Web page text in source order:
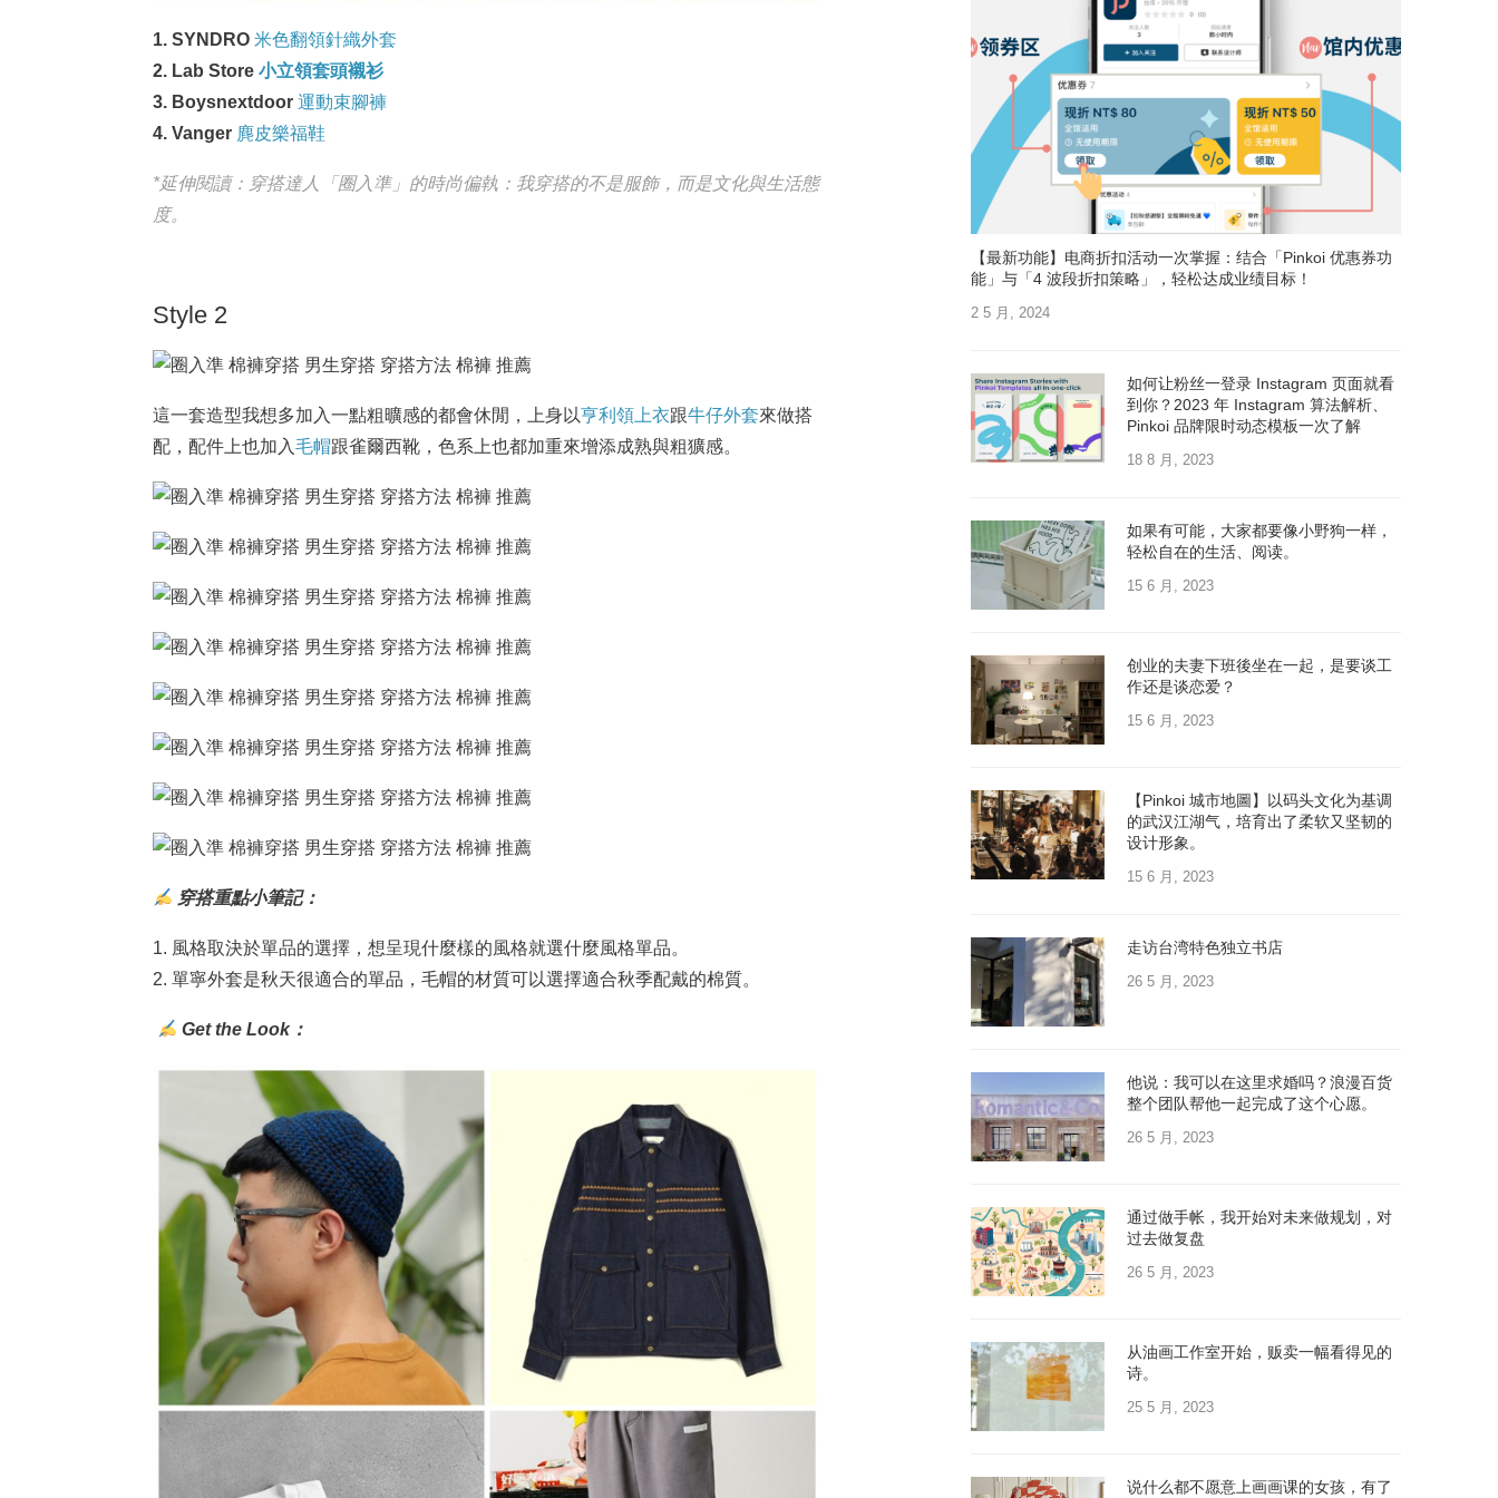
1. SYNDRO 米色翻領針織外套
2. Lab Store 小立領套頭襯衫
3. Boysnextdoor 運動束腳褲
4. Vanger 麂皮樂福鞋
*延伸閱讀： 穿搭達人「圈入準」的時尚偏執：我穿搭的不是服飾，而是文化與生活態
度。
Style 2
這一套造型我想多加入一點粗曠感的都會休閒，上身以亨利領上衣跟牛仔外套來做搭
配，配件上也加入毛帽跟雀爾西靴，色系上也都加重來增添成熟與粗獷感。
穿搭重點小筆記：
1. 風格取決於單品的選擇，想呈現什麼樣的風格就選什麼風格單品。
2. 單寧外套是秋天很適合的單品，毛帽的材質可以選擇適合秋季配戴的棉質。
Get the Look：
【最新功能】电商折扣活动一次掌握：结合「Pinkoi 优惠券功
能」与「4 波段折扣策略」，轻松达成业绩目标！
2 5 月, 2024
如何让粉丝一登录 Instagram 页面就看
到你？2023 年 Instagram 算法解析、
Pinkoi 品牌限时动态模板一次了解
18 8 月, 2023
如果有可能，大家都要像小野狗一样，
轻松自在的生活、阅读。
15 6 月, 2023
创业的夫妻下班後坐在一起，是要谈工
作还是谈恋爱？
15 6 月, 2023
【Pinkoi 城市地圖】以码头文化为基调
的武汉江湖气，培育出了柔软又坚韧的
设计形象。
15 6 月, 2023
走访台湾特色独立书店
26 5 月, 2023
他说：我可以在这里求婚吗？浪漫百货
整个团队帮他一起完成了这个心愿。
26 5 月, 2023
通过做手帐，我开始对未来做规划，对
过去做复盘
26 5 月, 2023
从油画工作室开始，贩卖一幅看得见的
诗。
25 5 月, 2023
说什么都不愿意上画画课的女孩，有了